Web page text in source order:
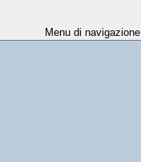
Menu di navigazione